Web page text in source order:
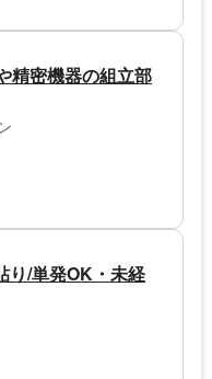
精密機器の組立部
り/単発OK・未経